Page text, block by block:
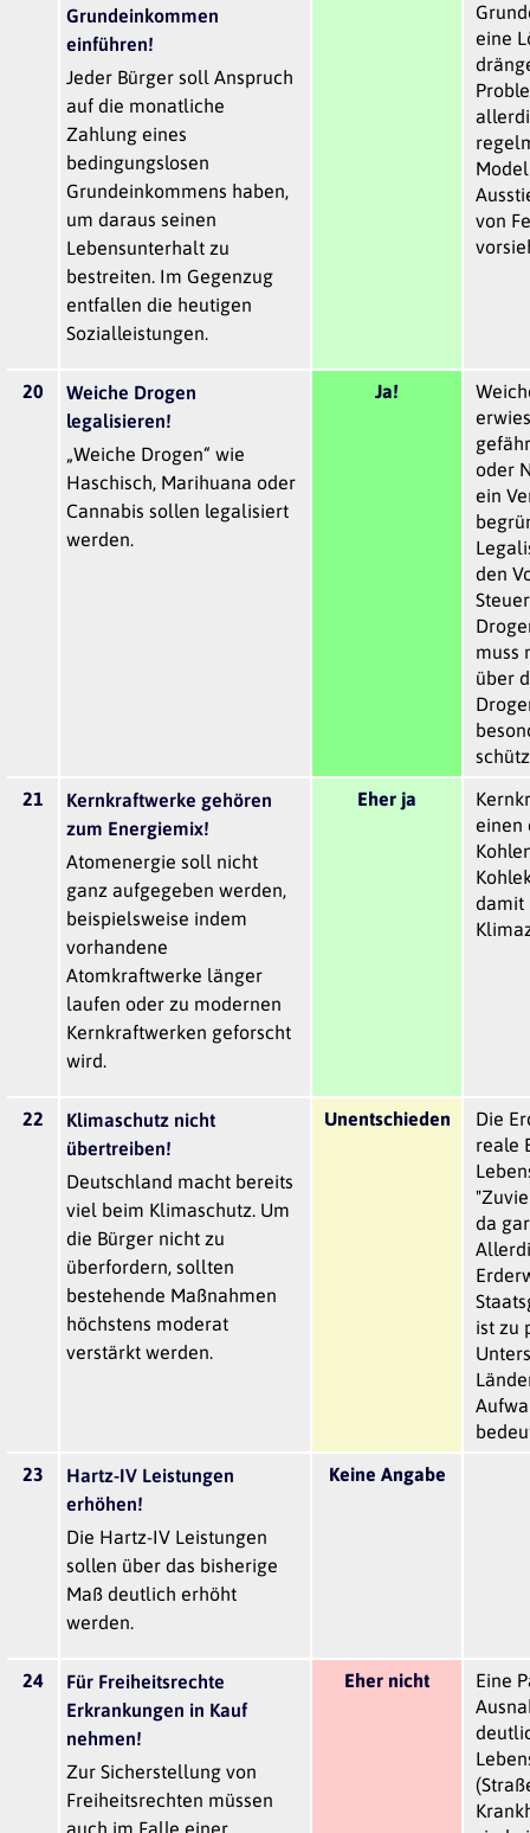
Grundeinkommen
einführen!
Jeder Bürger soll Anspruch
auf die monatliche
Zahlung eines
bedingungslosen
Grundeinkommens haben,
um daraus seinen
Lebensunterhalt zu
bestreiten. Im Gegenzug
entfallen die heutigen
Sozialleistungen.
eine
von
20
Weiche Drogen
legalisieren!
„Weiche Drogen“ wie
Haschisch, Marihuana oder
Cannabis sollen legalisiert
werden.
Ja!
oder
ein
den
muss
über
21
Kernkraftwerke gehören
zum Energiemix!
Atomenergie soll nicht
ganz aufgegeben werden,
beispielsweise indem
vorhandene
Atomkraftwerke länger
laufen oder zu modernen
Kernkraftwerken geforscht
wird.
Eher ja
einen
damit
22
Klimaschutz nicht
übertreiben!
Deutschland macht bereits
viel beim Klimaschutz. Um
die Bürger nicht zu
überfordern, sollten
bestehende Maßnahmen
höchstens moderat
verstärkt werden.
Unentschieden
Die
reale
da
ist zu
23
Hartz-IV Leistungen
erhöhen!
Die Hartz-IV Leistungen
sollen über das bisherige
Maß deutlich erhöht
werden.
Keine Angabe
24
Für Freiheitsrechte
Erkrankungen in Kauf
nehmen!
Zur Sicherstellung von
Freiheitsrechten müssen
auch im Falle einer
Eher nicht
Eine